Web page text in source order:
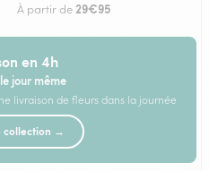
À partir de29€95
en 4h
jour même
livraison de fleurs dans la journée
collection →